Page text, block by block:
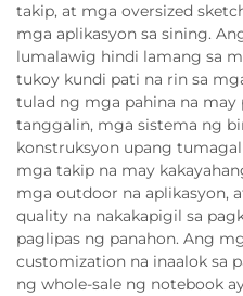
takip, at mga oversized
mga aplikasyon sa sining.
lumalawig hindi lamang sa
tukoy kundi pati na rin sa
tulad ng mga pahina na
tanggalin, mga sistema ng
konstruksyon upang
mga takip na may
mga outdoor na aplikasyon,
quality na nakakapigil sa
paglipas ng panahon. Ang
customization na inaalok sa
ng whole-sale ng notebook